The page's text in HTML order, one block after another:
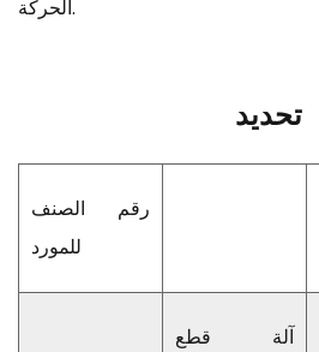
الحركة.
تحديد
رقم الصنف
للمورد
آلة قطع